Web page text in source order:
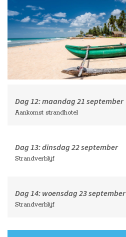
Dag 12:maandag 21 september
Aankomst strandhotel
Dag 13:dinsdag 22 september
Strandverblijf
Dag 14: woensdag 23 september
Strandverblijf